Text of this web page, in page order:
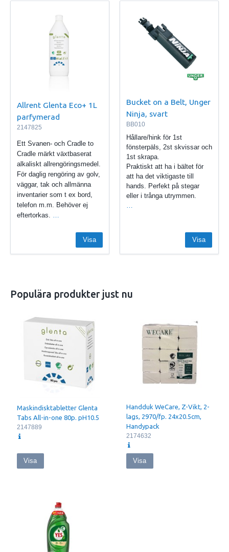
Allrent Glenta Eco+ 1L
parfymerad
2147825
Ett Svanen- och Cradle to
Cradle märkt växtbaserat
alkaliskt allrengöringsmedel.
För daglig rengöring av golv,
väggar, tak och allmänna
inventarier som t ex bord,
telefon m.m. Behöver ej
eftertorkas. …
Visa
Bucket on a Belt, Unger
Ninja, svart
BB010
Hållare/hink för 1st
fönsterpäls, 2st skvissar och
1st skrapa.
Praktiskt att ha i bältet för
att ha det viktigaste till
hands. Perfekt på stegar
eller i trånga utrymmen.
Visa
Populära produkter just nu
Maskindisktabletter Glenta
Tabs All-in-one 80p. pH10.5
2147889
Visa
Handduk WeCare, Z-Vikt, 2-
lags, 2970/fp. 24x20.5cm,
Handypack
2174632
Visa